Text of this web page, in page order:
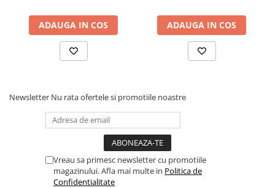
Covorase SUZUKI
Covorase TOYOTA
Covorase VOLKSWAGEN
Tavite Portbagaj
ELECTRICE AUTO
Adaptoare Bricheta Auto
Antene Auto
Banda izolatoare
ADAUGA IN COS ADAUGA IN COS
Newsletter Nu rata ofertele si promotiile noastre
Vreau sa primesc newsletter cu promotiile
magazinului. Afla mai multe in Politica de
Confidentialitate